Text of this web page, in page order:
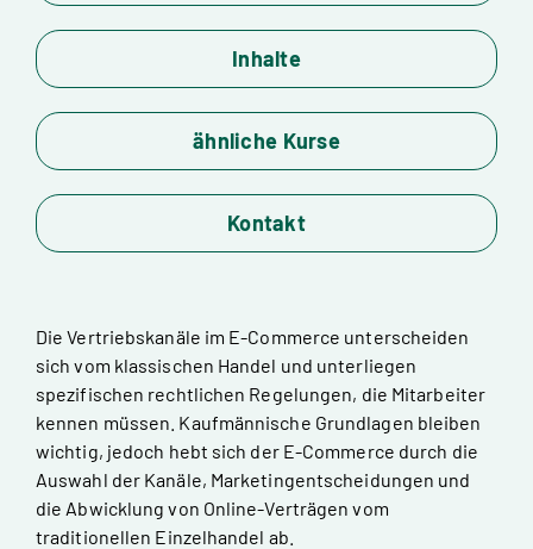
Inhalte
ähnliche Kurse
Kontakt
Die Vertriebskanäle im E-Commerce unterscheiden
sich vom klassischen Handel und unterliegen
spezifischen rechtlichen Regelungen, die Mitarbeiter
kennen müssen. Kaufmännische Grundlagen bleiben
wichtig, jedoch hebt sich der E-Commerce durch die
Auswahl der Kanäle, Marketingentscheidungen und
die Abwicklung von Online-Verträgen vom
traditionellen Einzelhandel ab.